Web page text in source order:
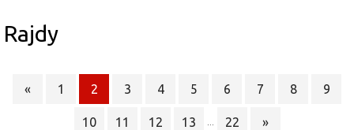
Rajdy
« 1 2 3 4 5 6 7 8 9
10 11 12 13 22 »